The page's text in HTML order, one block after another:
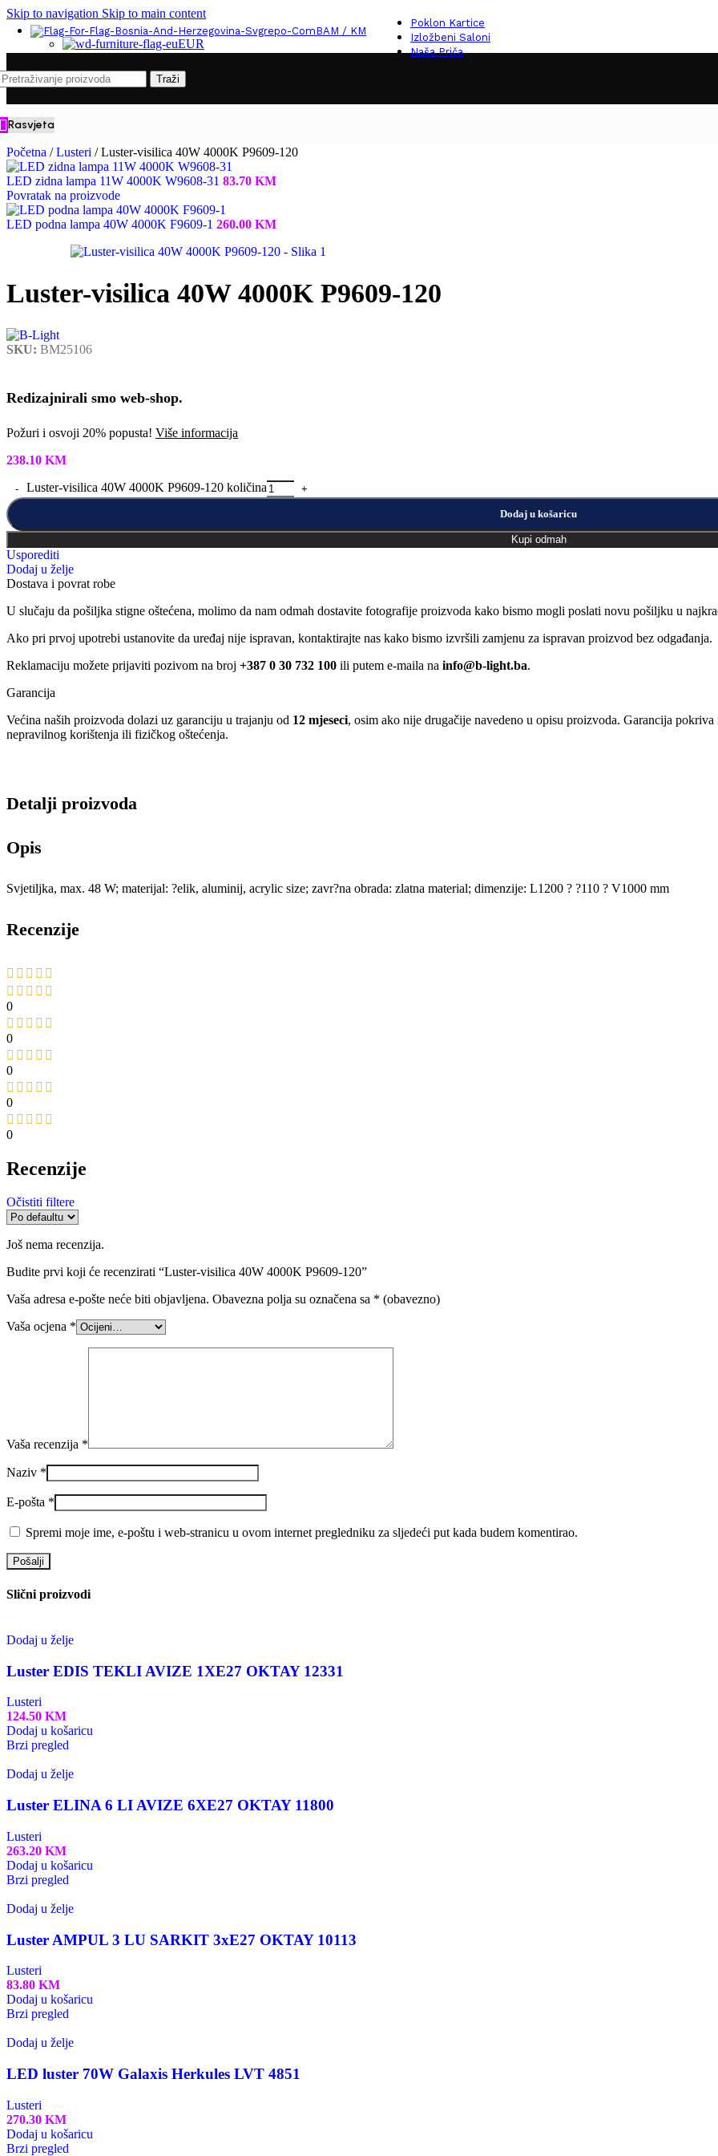
Skip to navigation Skip to main content
BAM / KM
EUR
Poklon Kartice
Izložbeni Saloni
Naša Priča
Traži
Rasvjeta
Početna / Lusteri / Luster-visilica 40W 4000K P9609-120
LED zidna lampa 11W 4000K W9608-31 83.70 KM
Povratak na proizvode
LED podna lampa 40W 4000K F9609-1 260.00 KM
Luster-visilica 40W 4000K P9609-120
SKU: BM25106
Redizajnirali smo web-shop.
Požuri i osvoji 20% popusta! Više informacija
238.10 KM
Luster-visilica 40W 4000K P9609-120 količina
Dodaj u košaricu
Kupi odmah
Usporediti
Dodaj u želje
Dostava i povrat robe
U slučaju da pošiljka stigne oštećena, molimo da nam odmah dostavite fotografije proizvoda kako bismo mogli poslati novu pošiljku u
Ako pri prvoj upotrebi ustanovite da uređaj nije ispravan, kontaktirajte nas kako bismo izvršili zamjenu za ispravan proizvod bez odgađanja.
Reklamaciju možete prijaviti pozivom na broj +387 0 30 732 100 ili putem e-maila na info@b-light.ba.
Garancija
Većina naših proizvoda dolazi uz garanciju u trajanju od 12 mjeseci, osim ako nije drugačije navedeno u opisu proizvoda. Garancija
nepravilnog korištenja ili fizičkog oštećenja.
Detalji proizvoda
Opis
Svjetiljka, max. 48 W; materijal: ?elik, aluminij, acrylic size; zavr?na obrada: zlatna material; dimenzije: L1200 ? ?110 ? V1000 mm
Recenzije
0
0
0
0
0
Recenzije
Očistiti filtere
Još nema recenzija.
Budite prvi koji će recenzirati “Luster-visilica 40W 4000K P9609-120”
Vaša adresa e-pošte neće biti objavljena. Obavezna polja su označena sa * (obavezno)
Vaša ocjena *
Vaša recenzija *
Naziv *
E-pošta *
Spremi moje ime, e-poštu i web-stranicu u ovom internet pregledniku za sljedeći put kada budem komentirao.
Slični proizvodi
Dodaj u želje
Luster EDIS TEKLI AVIZE 1XE27 OKTAY 12331
Lusteri
124.50 KM
Dodaj u košaricu
Brzi pregled
Dodaj u želje
Luster ELINA 6 LI AVIZE 6XE27 OKTAY 11800
Lusteri
263.20 KM
Dodaj u košaricu
Brzi pregled
Dodaj u želje
Luster AMPUL 3 LU SARKIT 3xE27 OKTAY 10113
Lusteri
83.80 KM
Dodaj u košaricu
Brzi pregled
Dodaj u želje
LED luster 70W Galaxis Herkules LVT 4851
Lusteri
270.30 KM
Dodaj u košaricu
Brzi pregled